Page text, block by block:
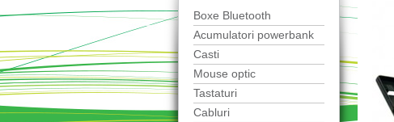
Boxe Bluetooth
Acumulatori powerbank
Casti
Mouse optic
Tastaturi
Cabluri